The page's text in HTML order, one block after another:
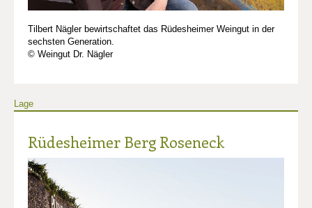
Tilbert Nägler bewirtschaftet das Rüdesheimer Weingut in der
sechsten Generation.
© Weingut Dr. Nägler
Lage
Rüdesheimer Berg Roseneck